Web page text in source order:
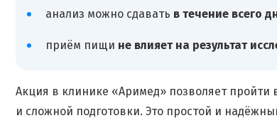
анализ можно сдавать в течение всего
приём пищи не влияет на результат
Акция в клинике «Аримед» позволяет пройти
и сложной подготовки. Это простой и